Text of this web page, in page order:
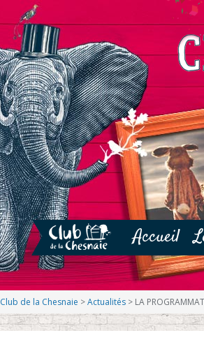
Accueil
Club de la Chesnaie >Actualités > LA